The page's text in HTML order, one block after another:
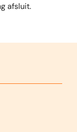
afsluit.